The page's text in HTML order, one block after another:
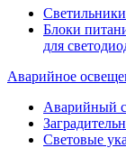
Блоки
для
Аварийное
Аварийный
Световые